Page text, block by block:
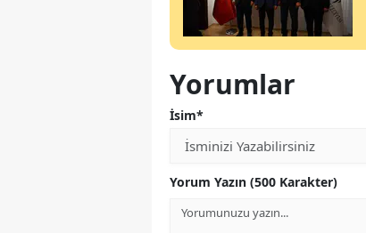
Yorumlar
İsim*
Yorum Yazın (500 Karakter)